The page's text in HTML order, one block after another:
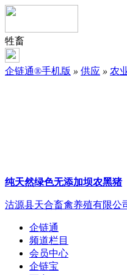
牲畜
企链通®手机版 » 供应 » 农
纯天然绿色无添加坝农黑猪
沽源县天合畜禽养殖有限公
企链通
频道栏目
会员中心
企链宝